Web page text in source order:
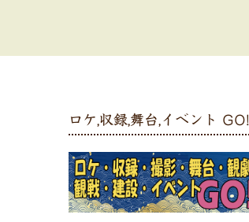
ロケ,収録,舞台,イベント GO!